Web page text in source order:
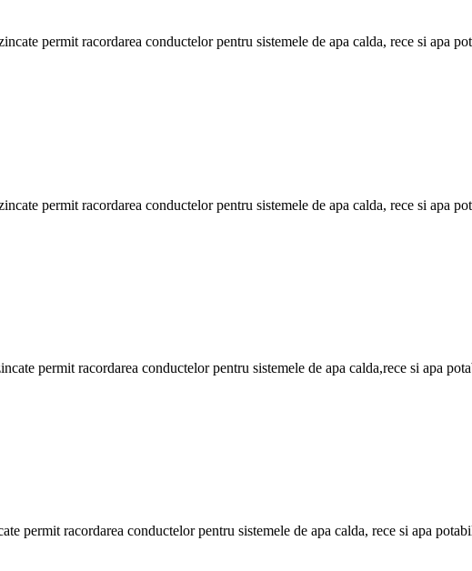
permit racordarea conductelor pentru sistemele de apa calda, rece si apa
permit racordarea conductelor pentru sistemele de apa calda, rece si apa
permit racordarea conductelor pentru sistemele de apa calda,rece si apa
permit racordarea conductelor pentru sistemele de apa calda, rece si apa